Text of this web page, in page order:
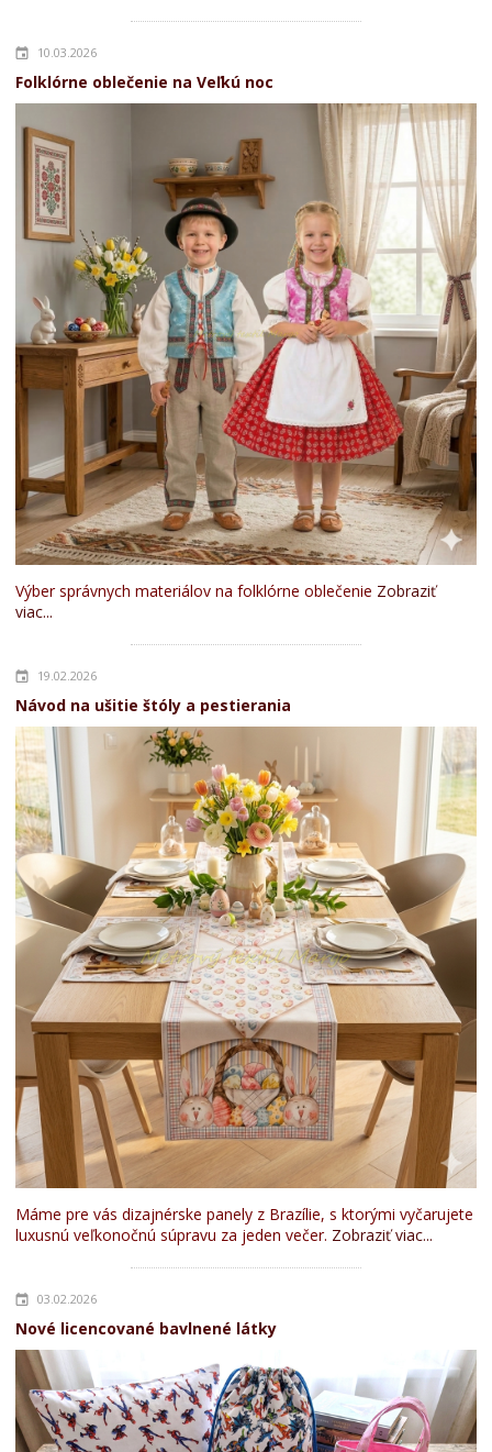
10.03.2026
Folklórne oblečenie na Veľkú noc
Výber správnych materiálov na folklórne oblečenie Zobraziť
viac...
19.02.2026
Návod na ušitie štóly a pestierania
Máme pre vás dizajnérske panely z Brazílie, s ktorými vyčarujete
luxusnú veľkonočnú súpravu za jeden večer. Zobraziť viac...
03.02.2026
Nové licencované bavlnené látky